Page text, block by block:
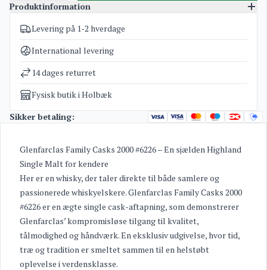
Produktinformation
Varenummer
4937
Kategorier
Vægt
2,5 kg
Levering på 1-2 hverdage
International levering
14 dages returret
Fysisk butik i Holbæk
Sikker betaling:
Glenfarclas Family Casks 2000 #6226 – En sjælden Highland
Single Malt for kendere
Her er en whisky, der taler direkte til både samlere og
passionerede whiskyelskere. Glenfarclas Family Casks 2000
#6226 er en ægte single cask-aftapning, som demonstrerer
Glenfarclas’ kompromisløse tilgang til kvalitet,
tålmodighed og håndværk. En eksklusiv udgivelse, hvor tid,
træ og tradition er smeltet sammen til en helstøbt
oplevelse i verdensklasse.